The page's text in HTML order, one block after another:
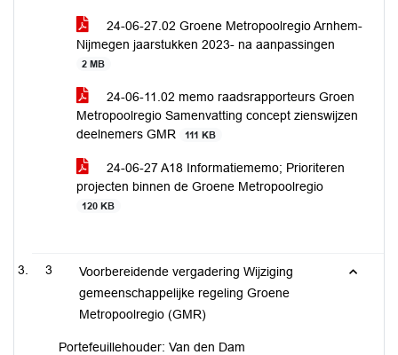
24-06-27.02 Groene Metropoolregio Arnhem-
Nijmegen jaarstukken 2023- na aanpassingen
2 MB
24-06-11.02 memo raadsrapporteurs Groen
Metropoolregio Samenvatting concept zienswijzen
deelnemers GMR
111 KB
24-06-27 A18 Informatiememo; Prioriteren
projecten binnen de Groene Metropoolregio
120 KB
3
Voorbereidende vergadering Wijziging
gemeenschappelijke regeling Groene
Metropoolregio (GMR)
Portefeuillehouder: Van den Dam